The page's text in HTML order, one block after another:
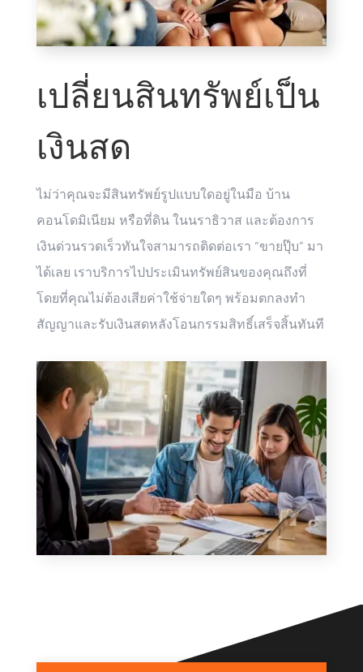
เปลี่ยนสินทรัพย์เป็น
เงินสด
ไม่ว่าคุณจะมีสินทรัพย์รูปแบบใดอยู่ในมือ บ้าน
คอนโดมิเนียม หรือที่ดิน ในนราธิวาส และต้องการ
เงินด่วนรวดเร็วทันใจสามารถติดต่อเรา “ขายปุ๊บ” มา
ได้เลย เราบริการไปประเมินทรัพย์สินของคุณถึงที่
โดยที่คุณไม่ต้องเสียค่าใช้จ่ายใดๆ พร้อมตกลงทำ
สัญญาและรับเงินสดหลังโอนกรรมสิทธิ์เสร็จสิ้นทันที